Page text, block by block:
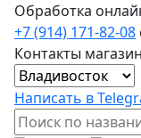
Обработка
+7 (914) 171-82-08
Контакты
Написать в